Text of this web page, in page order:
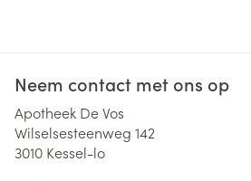
Neem contact met ons op
Apotheek De Vos
Wilselsesteenweg 142
3010 Kessel-lo